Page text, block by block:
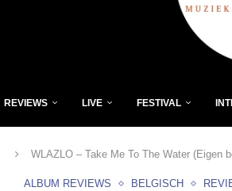
REVIEWS LIVE FESTIVAL
WLAZLO – Take Me To The Water (Eigen
ALBUM REVIEWS BELGISCH